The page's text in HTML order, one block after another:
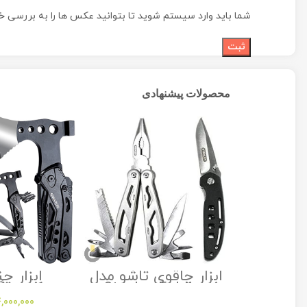
شما باید وارد سیستم شوید تا بتوانید عکس ها را به بررسی
محصولات پیشنهادی
ابزار چاقوی تاشو مدل
Stanley Folding
ابزار
Multitool